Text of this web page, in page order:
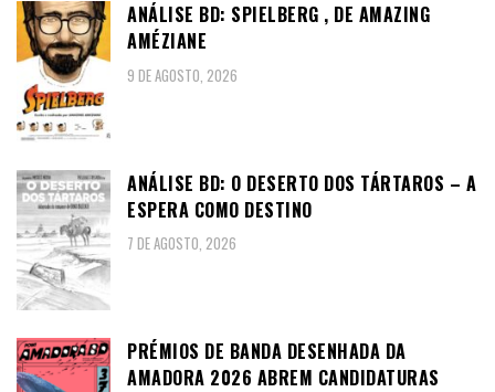
ANÁLISE BD: SPIELBERG , DE AMAZING
AMÉZIANE
9 DE AGOSTO, 2026
ANÁLISE BD: O DESERTO DOS TÁRTAROS – A
ESPERA COMO DESTINO
7 DE AGOSTO, 2026
PRÉMIOS DE BANDA DESENHADA DA
AMADORA 2026 ABREM CANDIDATURAS